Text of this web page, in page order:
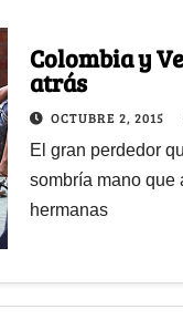
Colombia y
atrás
OCTUBRE 2, 2015
El gran perdedor
sombría mano que
hermanas